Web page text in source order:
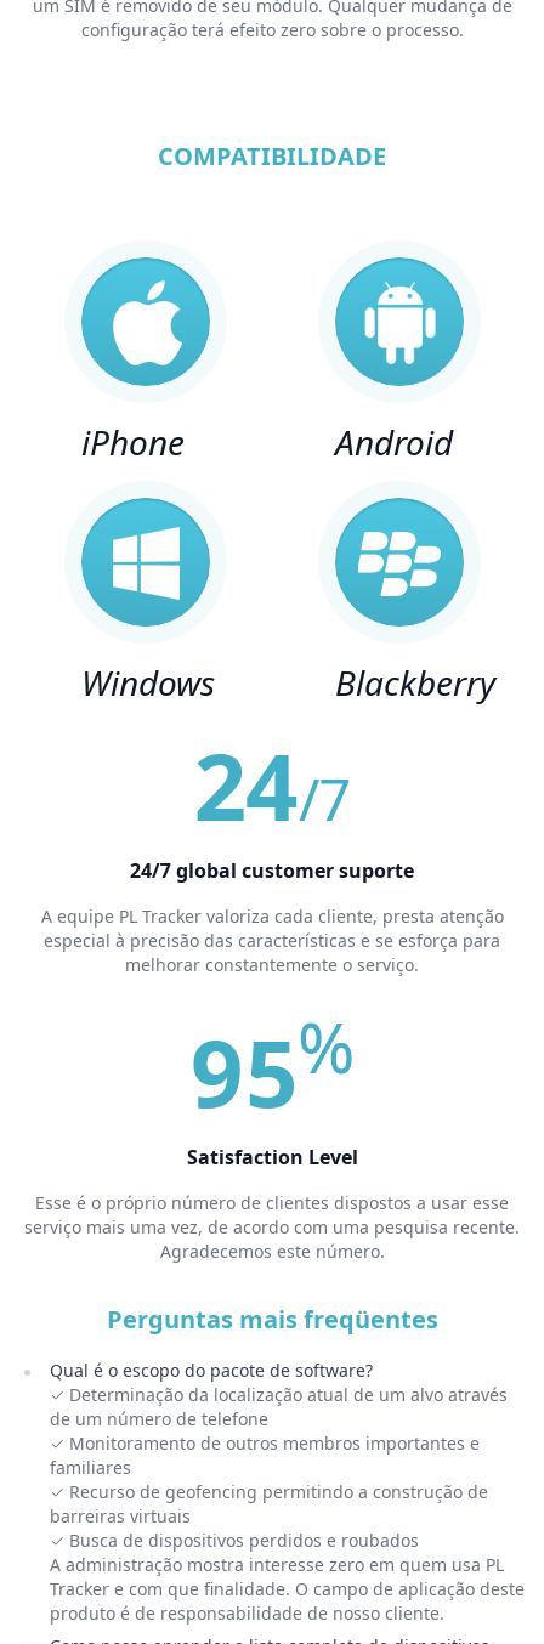
um SIM é removido de seu módulo. Qualquer mudança de
configuração terá efeito zero sobre o processo.
COMPATIBILIDADE
iPhone Android
Windows Blackberry
24/7
24/7 global сustomer suporte
A equipe PL Tracker valoriza cada cliente, presta atenção
especial à precisão das características e se esforça para
melhorar constantemente o serviço.
95%
Satisfaction Level
Esse é o próprio número de clientes dispostos a usar esse
serviço mais uma vez, de acordo com uma pesquisa recente.
Agradecemos este número.
Perguntas mais freqüentes
Qual é o escopo do pacote de software?
✓ Determinação da localização atual de um alvo através
de um número de telefone
✓ Monitoramento de outros membros importantes e
familiares
✓ Recurso de geofencing permitindo a construção de
barreiras virtuais
✓ Busca de dispositivos perdidos e roubados
A administração mostra interesse zero em quem usa PL
Tracker e com que finalidade. O campo de aplicação deste
produto é de responsabilidade de nosso cliente.